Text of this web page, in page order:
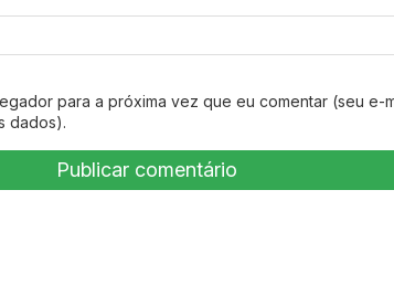
para a próxima vez que eu comentar (seu e-
dados).